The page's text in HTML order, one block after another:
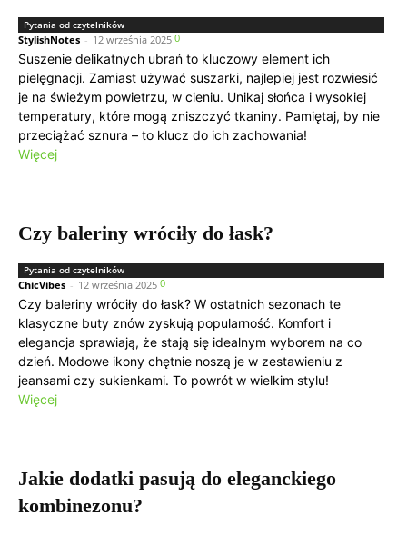
Pytania od czytelników
StylishNotes - 12 września 2025 0
Suszenie delikatnych ubrań to kluczowy element ich
pielęgnacji. Zamiast używać suszarki, najlepiej jest rozwiesić
je na świeżym powietrzu, w cieniu. Unikaj słońca i wysokiej
temperatury, które mogą zniszczyć tkaniny. Pamiętaj, by nie
przeciążać sznura – to klucz do ich zachowania!
Więcej
Czy baleriny wróciły do łask?
Pytania od czytelników
ChicVibes - 12 września 2025 0
Czy baleriny wróciły do łask? W ostatnich sezonach te
klasyczne buty znów zyskują popularność. Komfort i
elegancja sprawiają, że stają się idealnym wyborem na co
dzień. Modowe ikony chętnie noszą je w zestawieniu z
jeansami czy sukienkami. To powrót w wielkim stylu!
Więcej
Jakie dodatki pasują do eleganckiego
kombinezonu?